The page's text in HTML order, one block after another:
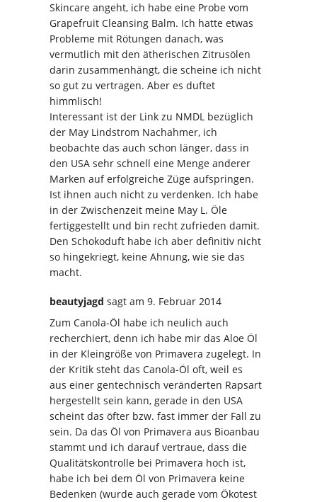
Skincare angeht, ich habe eine Probe vom
Grapefruit Cleansing Balm. Ich hatte etwas
Probleme mit Rötungen danach, was
vermutlich mit den ätherischen Zitrusölen
darin zusammenhängt, die scheine ich nicht
so gut zu vertragen. Aber es duftet
himmlisch!
Interessant ist der Link zu NMDL bezüglich
der May Lindstrom Nachahmer, ich
beobachte das auch schon länger, dass in
den USA sehr schnell eine Menge anderer
Marken auf erfolgreiche Züge aufspringen.
Ist ihnen auch nicht zu verdenken. Ich habe
in der Zwischenzeit meine May L. Öle
fertiggestellt und bin recht zufrieden damit.
Den Schokoduft habe ich aber definitiv nicht
so hingekriegt, keine Ahnung, wie sie das
macht.
beautyjagd sagt am 9. Februar 2014
Zum Canola-Öl habe ich neulich auch
recherchiert, denn ich habe mir das Aloe Öl
in der Kleingröße von Primavera zugelegt. In
der Kritik steht das Canola-Öl oft, weil es
aus einer gentechnisch veränderten Rapsart
hergestellt sein kann, gerade in den USA
scheint das öfter bzw. fast immer der Fall zu
sein. Da das Öl von Primavera aus Bioanbau
stammt und ich darauf vertraue, dass die
Qualitätskontrolle bei Primavera hoch ist,
habe ich bei dem Öl von Primavera keine
Bedenken (wurde auch gerade vom Ökotest